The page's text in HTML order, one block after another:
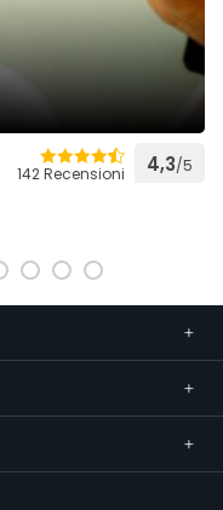
142 Recensioni 4,3/5